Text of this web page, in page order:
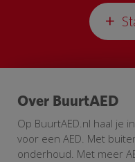
Over BuurtAED
Op BuurtAED.nl haal je
voor een AED. Met
onderhoud. Met meer